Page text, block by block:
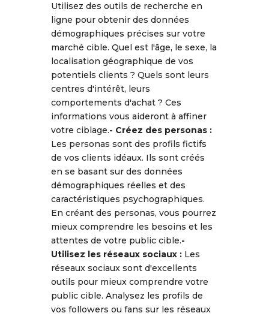
Utilisez des outils de recherche en
ligne pour obtenir des données
démographiques précises sur votre
marché cible. Quel est l'âge, le sexe, la
localisation géographique de vos
potentiels clients ? Quels sont leurs
centres d'intérêt, leurs
comportements d'achat ? Ces
informations vous aideront à affiner
votre ciblage.- Créez des personas :
Les personas sont des profils fictifs
de vos clients idéaux. Ils sont créés
en se basant sur des données
démographiques réelles et des
caractéristiques psychographiques.
En créant des personas, vous pourrez
mieux comprendre les besoins et les
attentes de votre public cible.-
Utilisez les réseaux sociaux :Les
réseaux sociaux sont d'excellents
outils pour mieux comprendre votre
public cible. Analysez les profils de
vos followers ou fans sur les réseaux